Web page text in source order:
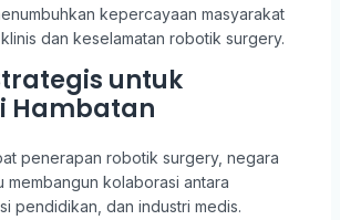
kepercayaan masyarakat
dan keselamatan robotik surgery.
untuk
Hambatan
penerapan robotik surgery, negara
kolaborasi antara
pendidikan, dan industri medis.